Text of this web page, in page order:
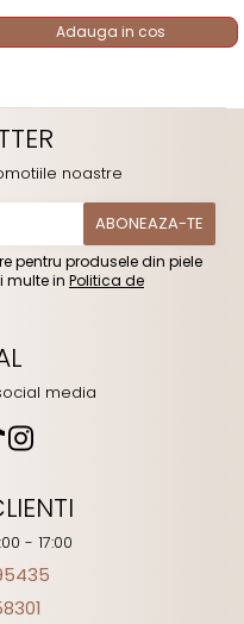
Adauga in cos
noastre
pentru produsele din piele
multe in Politica de
media
- 17:00